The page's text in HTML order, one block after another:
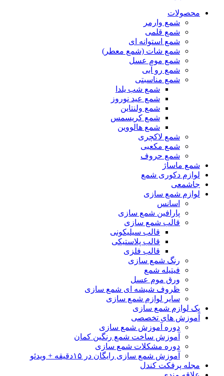
محصولات
شمع وارمر
شمع قلمی
شمع استوانه ای
شمع شات (شمع معطر)
شمع موم عسل
شمع رو آبی
شمع مناسبتی
شمع شب یلدا
شمع عید نوروز
شمع ولنتاین
شمع کریسمس
شمع هالووین
شمع لاکچری
شمع مکعبی
شمع حروف
شمع ماساژ
لوازم دکوری شمع
جاشمعی
لوازم شمع سازی
اسانس
پارافین شمع سازی
قالب شمع سازی
قالب سیلیکونی
قالب پلاستیکی
قالب فلزی
رنگ شمع سازی
فیتیله شمع
ورق موم عسل
ظروف شیشه ای شمع سازی
سایر لوازم شمع سازی
پک لوازم شمع سازی
آموزش های تخصصی
دوره آموزش شمع سازی
آموزش ساخت شمع رنگین کمان
دوره مشکلات شمع سازی
آموزش شمع سازی رایگان در ۱۵دقیقه + ویدئو
مجله پرفکت کندل